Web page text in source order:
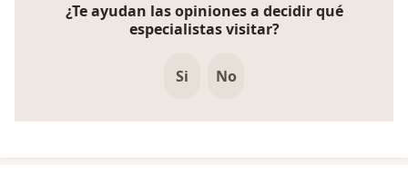
¿Te ayudan las opiniones a decidir qué
especialistas visitar?
Si No